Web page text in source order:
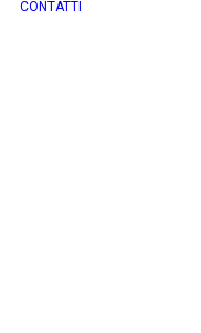
CONTATTI